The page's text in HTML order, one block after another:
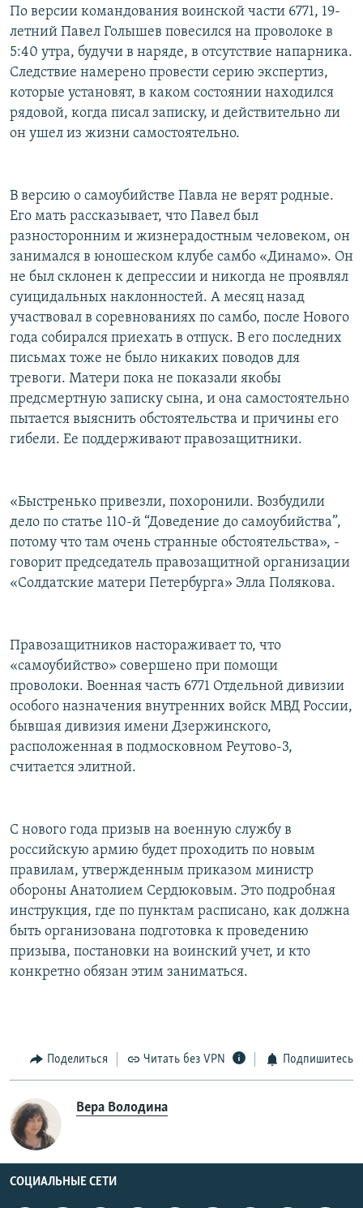
По версии командования воинской части 6771, 19-
летний Павел Голышев повесился на проволоке в
5:40 утра, будучи в наряде, в отсутствие напарника.
Следствие намерено провести серию экспертиз,
которые установят, в каком состоянии находился
рядовой, когда писал записку, и действительно ли
он ушел из жизни самостоятельно.
В версию о самоубийстве Павла не верят родные.
Его мать рассказывает, что Павел был
разносторонним и жизнерадостным человеком, он
занимался в юношеском клубе самбо «Динамо». Он
не был склонен к депрессии и никогда не проявлял
суицидальных наклонностей. А месяц назад
участвовал в соревнованиях по самбо, после Нового
года собирался приехать в отпуск. В его последних
письмах тоже не было никаких поводов для
тревоги. Матери пока не показали якобы
предсмертную записку сына, и она самостоятельно
пытается выяснить обстоятельства и причины его
гибели. Ее поддерживают правозащитники.
«Быстренько привезли, похоронили. Возбудили
дело по статье 110-й “Доведение до самоубийства”,
потому что там очень странные обстоятельства», -
говорит председатель правозащитной организации
«Солдатские матери Петербурга» Элла Полякова.
Правозащитников настораживает то, что
«самоубийство» совершено при помощи
проволоки. Военная часть 6771 Отдельной дивизии
особого назначения внутренних войск МВД России,
бывшая дивизия имени Дзержинского,
расположенная в подмосковном Реутово-3,
считается элитной.
С нового года призыв на военную службу в
российскую армию будет проходить по новым
правилам, утвержденным приказом министр
обороны Анатолием Сердюковым. Это подробная
инструкция, где по пунктам расписано, как должна
быть организована подготовка к проведению
призыва, постановки на воинский учет, и кто
конкретно обязан этим заниматься.
Поделиться Читать без VPN Подпишитесь
Вера Володина
СОЦИАЛЬНЫЕ СЕТИ